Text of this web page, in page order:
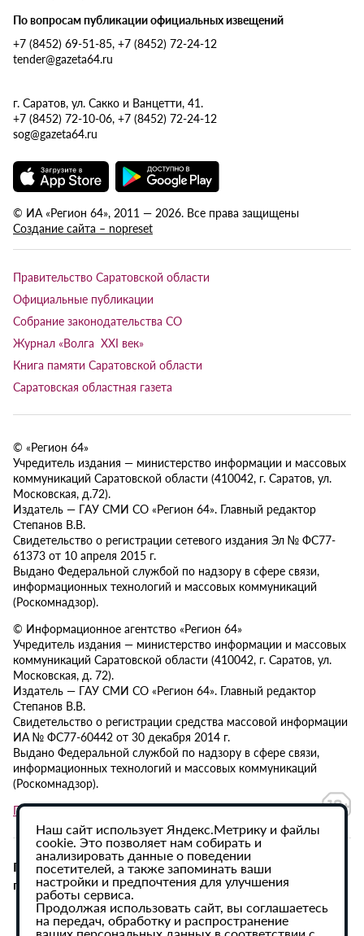
По вопросам публикации официальных извещений
+7 (8452) 69-51-85, +7 (8452) 72-24-12
tender@gazeta64.ru
г. Саратов, ул. Сакко и Ванцетти, 41.
+7 (8452) 72-10-06, +7 (8452) 72-24-12
sog@gazeta64.ru
© ИА «Регион 64», 2011 — 2026. Все права защищены
Создание сайта – nopreset
Правительство Саратовской области
Официальные публикации
Собрание законодательства СО
Журнал «Волга XXI век»
Книга памяти Саратовской области
Саратовская областная газета
© «Регион 64»
Учредитель издания — министерство информации и массовых
коммуникаций Саратовской области (410042, г. Саратов, ул.
Московская, д.72).
Издатель — ГАУ СМИ СО «Регион 64». Главный редактор
Степанов В.В.
Свидетельство о регистрации сетевого издания Эл № ФС77-
61373 от 10 апреля 2015 г.
Выдано Федеральной службой по надзору в сфере связи,
информационных технологий и массовых коммуникаций
(Роскомнадзор).
© Информационное агентство «Регион 64»
Учредитель издания — министерство информации и массовых
коммуникаций Саратовской области (410042, г. Саратов, ул.
Московская, д. 72).
Издатель — ГАУ СМИ СО «Регион 64». Главный редактор
Степанов В.В.
Свидетельство о регистрации средства массовой информации
ИА № ФС77-60442 от 30 декабря 2014 г.
Выдано Федеральной службой по надзору в сфере связи,
информационных технологий и массовых коммуникаций
(Роскомнадзор).
Политика в отношении обработки персональных данных
При использовании материалов сайта активная
гиперссылка на ИА «Регион 64» обязательна.
Наш сайт использует Яндекс.Метрику и файлы
cookie. Это позволяет нам собирать и
анализировать данные о поведении
посетителей, а также запоминать ваши
настройки и предпочтения для улучшения
работы сервиса.
Продолжая использовать сайт, вы соглашаетесь
на передач, обработку и распространение